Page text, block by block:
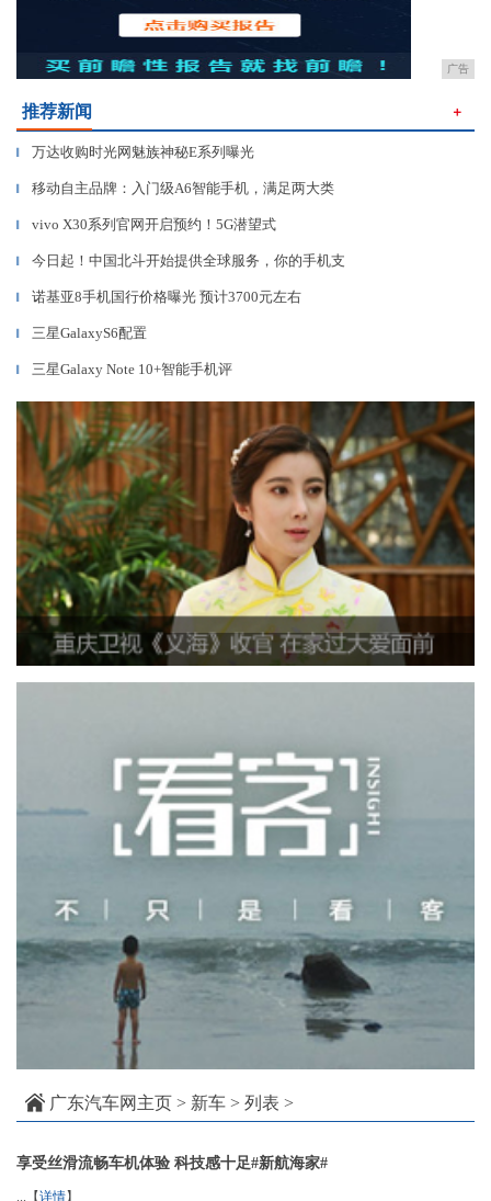
广告
推荐新闻 ＋
▎ 万达收购时光网魅族神秘E系列曝光
▎ 移动自主品牌：入门级A6智能手机，满足两大类
▎ vivo X30系列官网开启预约！5G潜望式
▎ 今日起！中国北斗开始提供全球服务，你的手机支
▎ 诺基亚8手机国行价格曝光 预计3700元左右
▎ 三星GalaxyS6配置
▎ 三星Galaxy Note 10+智能手机评
广东汽车网主页 > 新车 > 列表 >
享受丝滑流畅车机体验 科技感十足#新航海家#
...【详情】